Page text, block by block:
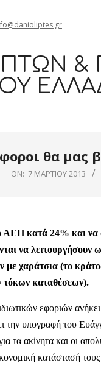
&
θα μας
ON: 7 ΜΑΡΤΊΟΥ 2013
ΑΕΠ κατά 24% και να
να λειτουργήσουν
με χαράτσια (το
τόκων καταθέσεων).
εφοριών
την υπογραφή του
τα ακίνητα και οι
κατάστασή τους